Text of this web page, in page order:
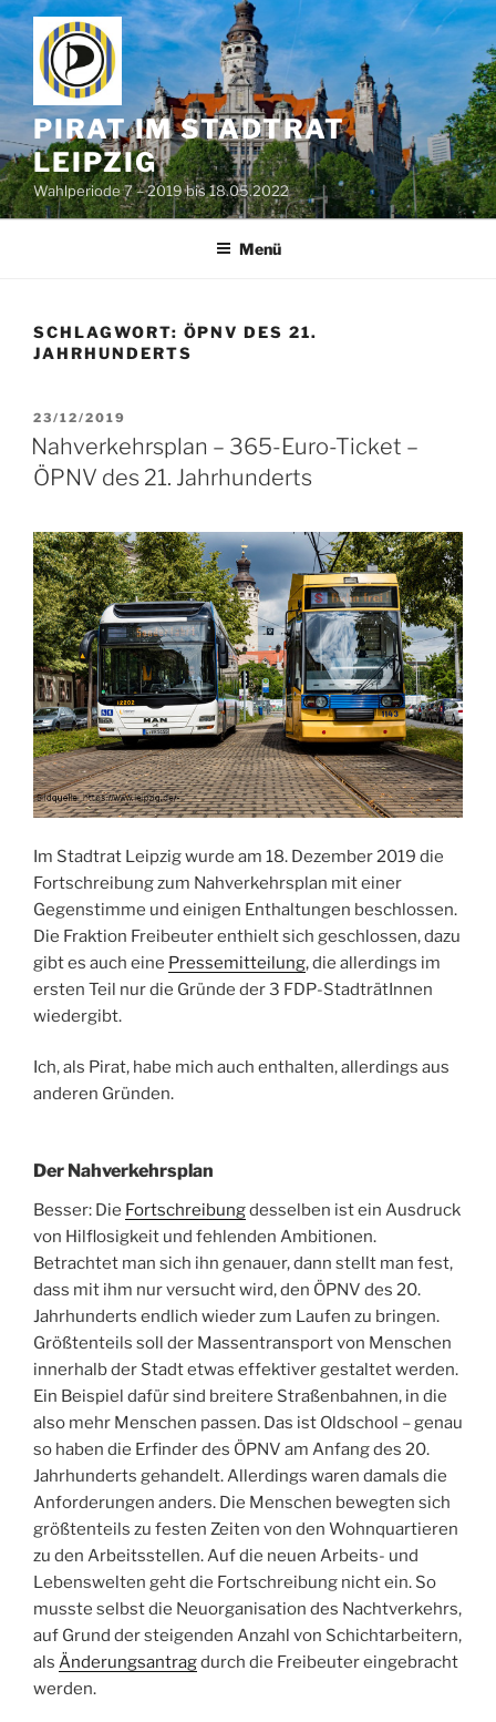
Zum
Inhalt
springen
PIRAT IM STADTRAT
LEIPZIG
Wahlperiode 7 – 2019 bis 18.05.2022
Menü
SCHLAGWORT: ÖPNV DES 21.
JAHRHUNDERTS
VERÖFFENTLICHT
AM
23/12/2019
Nahverkehrsplan – 365-Euro-Ticket –
ÖPNV des 21. Jahrhunderts
Im Stadtrat Leipzig wurde am 18. Dezember 2019 die
Fortschreibung zum Nahverkehrsplan mit einer
Gegenstimme und einigen Enthaltungen beschlossen.
Die Fraktion Freibeuter enthielt sich geschlossen, dazu
gibt es auch eine Pressemitteilung, die allerdings im
ersten Teil nur die Gründe der 3 FDP-StadträtInnen
wiedergibt.
Ich, als Pirat, habe mich auch enthalten, allerdings aus
anderen Gründen.
Der Nahverkehrsplan
Besser: Die Fortschreibungdesselben ist ein Ausdruck
von Hilflosigkeit und fehlenden Ambitionen.
Betrachtet man sich ihn genauer, dann stellt man fest,
dass mit ihm nur versucht wird, den ÖPNV des 20.
Jahrhunderts endlich wieder zum Laufen zu bringen.
Größtenteils soll der Massentransport von Menschen
innerhalb der Stadt etwas effektiver gestaltet werden.
Ein Beispiel dafür sind breitere Straßenbahnen, in die
also mehr Menschen passen. Das ist Oldschool – genau
so haben die Erfinder des ÖPNV am Anfang des 20.
Jahrhunderts gehandelt. Allerdings waren damals die
Anforderungen anders. Die Menschen bewegten sich
größtenteils zu festen Zeiten von den Wohnquartieren
zu den Arbeitsstellen. Auf die neuen Arbeits- und
Lebenswelten geht die Fortschreibung nicht ein. So
musste selbst die Neuorganisation des Nachtverkehrs,
auf Grund der steigenden Anzahl von Schichtarbeitern,
als Änderungsantragdurch die Freibeuter eingebracht
werden.